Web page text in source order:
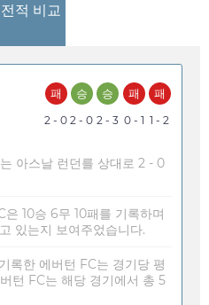
적 비교
패
2 - 0
승
2 - 0
승
2 - 3
패
0 - 1
패
1 - 2
아스날 런던를 상대로 2 - 0
10승 6무 10패를 기록하며
있는지 보여주었습니다.
록한 에버턴 FC는 경기당 평
턴 FC는 해당 경기에서 총 5